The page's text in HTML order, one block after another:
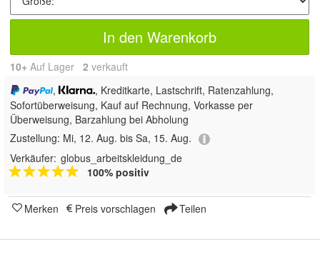
In den Warenkorb
10+ Auf Lager 2 verkauft
,
, Kreditkarte, Lastschrift, Ratenzahlung,
Sofortüberweisung, Kauf auf Rechnung, Vorkasse per
Überweisung, Barzahlung bei Abholung
Zustellung: Mi, 12. Aug. bis Sa, 15. Aug.
Verkäufer: globus_arbeitskleidung_de
100% positiv
Merken Preis vorschlagen Teilen